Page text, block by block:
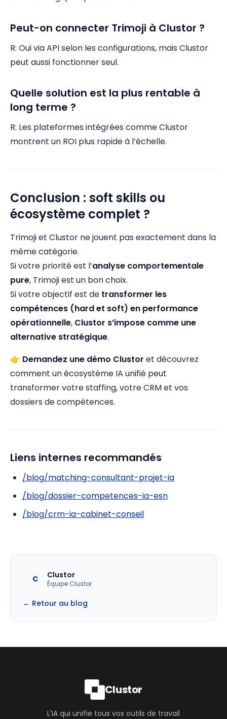
Peut-on connecter Trimoji à Clustor ?
R: Oui via API selon les configurations, mais Clustor
peut aussi fonctionner seul.
Quelle solution est la plus rentable à
long terme ?
R: Les plateformes intégrées comme Clustor
montrent un ROI plus rapide à l’échelle.
Conclusion : soft skills ou
écosystème complet ?
Trimoji et Clustor ne jouent pas exactement dans la
même catégorie.
Si votre priorité est l’analyse comportementale
pure, Trimoji est un bon choix.
Si votre objectif est de transformer les
compétences (hard et soft) en performance
opérationnelle, Clustor s’impose comme une
alternative stratégique.
👉 Demandez une démo Clustor et découvrez
comment un écosystème IA unifié peut
transformer votre staffing, votre CRM et vos
dossiers de compétences.
Liens internes recommandés
/blog/matching-consultant-projet-ia
/blog/dossier-competences-ia-esn
/blog/crm-ia-cabinet-conseil
C Clustor
Équipe Clustor
← Retour au blog
Clustor
L'IA qui unifie tous vos outils de travail